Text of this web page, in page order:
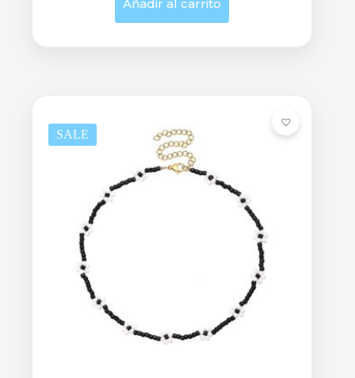
Añadir al carrito
SALE